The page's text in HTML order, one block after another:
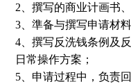
2、撰写的商业计画书
3、準备与撰写申请材料
4、撰写反洗钱条例及
日常操作方案；
5、申请过程中，负责